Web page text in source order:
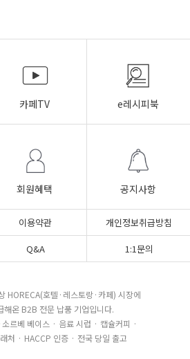
카페TV e레시피북
회원혜택 공지사항
이용약관
개인정보취급방침
Q&A 1:1문의
HORECA(호텔·레스토랑·카페) 시장에
해온 B2B 전문 납품 기업입니다.
르베 베이스 · 음료 시럽 · 캡슐커피 ·
처 · HACCP 인증 · 전국 당일 출고